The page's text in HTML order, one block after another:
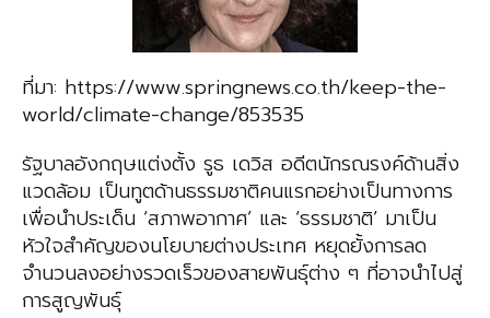
ที่มา: https://www.springnews.co.th/keep-the-
world/climate-change/853535
รัฐบาลอังกฤษแต่งตั้ง รูธ เดวิส อดีตนักรณรงค์ด้านสิ่ง
แวดล้อม เป็นทูตด้านธรรมชาติคนแรกอย่างเป็นทางการ
เพื่อนำประเด็น ‘สภาพอากาศ’ และ ‘ธรรมชาติ’ มาเป็น
หัวใจสำคัญของนโยบายต่างประเทศ หยุดยั้งการลด
จำนวนลงอย่างรวดเร็วของสายพันธุ์ต่าง ๆ ที่อาจนำไปสู่
การสูญพันธุ์